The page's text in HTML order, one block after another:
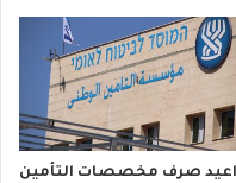
صرف مخصصات التأمين